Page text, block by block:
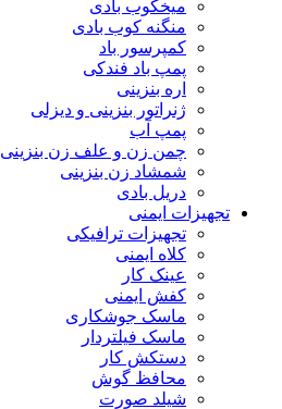
میخکوب بادی
منگنه کوب بادی
کمپرسور باد
پمپ باد فندکی
اره بنزینی
ژنراتور بنزینی و دیزلی
پمپ آب
چمن زن و علف زن بنزینی
شمشاد زن بنزینی
دریل بادی
تجهیزات ایمنی
تجهیزات ترافیکی
کلاه ایمنی
عینک کار
کفش ایمنی
ماسک جوشکاری
ماسک فیلتردار
دستکش کار
محافظ گوش
شیلد صورت